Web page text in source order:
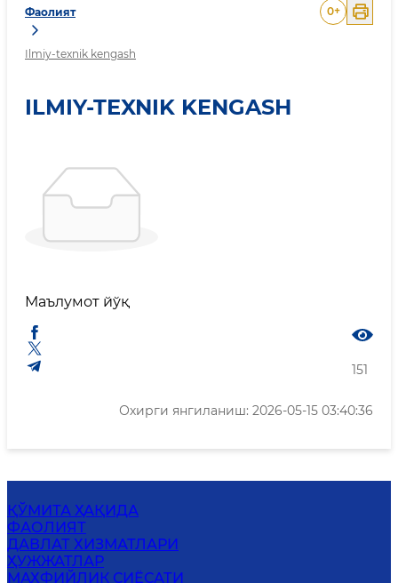
Фаолият
Ilmiy-texnik kengash
0+
ILMIY-TEXNIK KENGASH
Маълумот йўқ
151
Охирги янгиланиш: 2026-05-15 03:40:36
ҚЎМИТА ҲАҚИДА
ФАОЛИЯТ
ДАВЛАТ ХИЗМАТЛАРИ
ҲУЖЖАТЛАР
МАХФИЙЛИК СИЁСАТИ